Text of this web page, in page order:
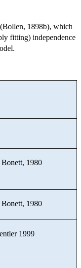
1898b), which
fitting) independence
1980
1980
1999